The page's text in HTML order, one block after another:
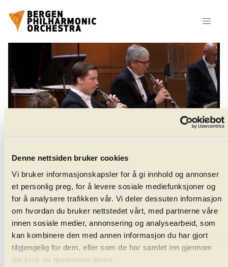
Denne nettsiden bruker cookies
Vi bruker informasjonskapsler for å gi innhold og annonser
et personlig preg, for å levere sosiale mediefunksjoner og
for å analysere trafikken vår. Vi deler dessuten informasjon
om hvordan du bruker nettstedet vårt, med partnerne våre
innen sosiale medier, annonsering og analysearbeid, som
kan kombinere den med annen informasjon du har gjort
tilgjengelig for dem, eller som de har samlet inn gjennom
din bruk av tjenestene deres.
Bergenphilive keyboard_arrow_right Video Concerts keyboard_arrow_right
Mozart: Symphony No. 41
Mozart: Symphony No.
41 ''Jupiter''